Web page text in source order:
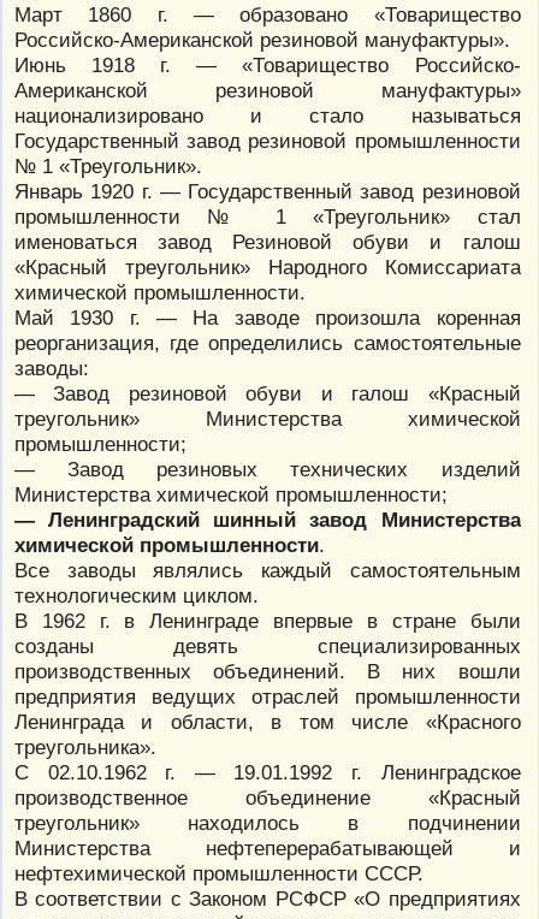
Март 1860 г. — образовано «Товарищество
Российско-Американской резиновой мануфактуры».
Июнь 1918 г. — «Товарищество Российско-
Американской резиновой мануфактуры»
национализировано и стало называться
Государственный завод резиновой промышленности
№ 1 «Треугольник».
Январь 1920 г. — Государственный завод резиновой
промышленности № 1 «Треугольник» стал
именоваться завод Резиновой обуви и галош
«Красный треугольник» Народного Комиссариата
химической промышленности.
Май 1930 г. — На заводе произошла коренная
реорганизация, где определились самостоятельные
заводы:
— Завод резиновой обуви и галош «Красный
треугольник» Министерства химической
промышленности;
— Завод резиновых технических изделий
Министерства химической промышленности;
— Ленинградский шинный завод Министерства
химической промышленности.
Все заводы являлись каждый самостоятельным
технологическим циклом.
В 1962 г. в Ленинграде впервые в стране были
созданы девять специализированных
производственных объединений. В них вошли
предприятия ведущих отраслей промышленности
Ленинграда и области, в том числе «Красного
треугольника».
С 02.10.1962 г. — 19.01.1992 г. Ленинградское
производственное объединение «Красный
треугольник» находилось в подчинении
Министерства нефтеперерабатывающей и
нефтехимической промышленности СССР.
В соответствии с Законом РСФСР «О предприятиях